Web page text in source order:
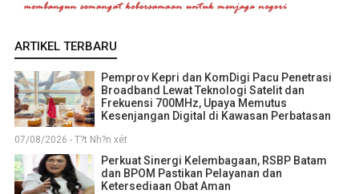
ARTIKEL TERBARU
Pemprov Kepri dan KomDigi Pacu Penetrasi
Broadband Lewat Teknologi Satelit dan
Frekuensi 700MHz, Upaya Memutus
Kesenjangan Digital di Kawasan Perbatasan
07/08/2026 - T?t Nh?n xét
Perkuat Sinergi Kelembagaan, RSBP Batam
dan BPOM Pastikan Pelayanan dan
Ketersediaan Obat Aman